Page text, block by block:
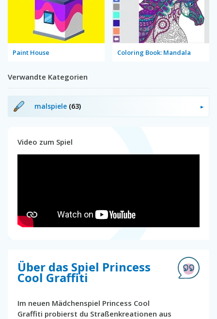
Paint House Coloring Book: Mandala
Verwandte Kategorien
malspiele (63)
Video zum Spiel
Über das Spiel Princess
Cool Graffiti
Im neuen Mädchenspiel Princess Cool
Graffiti probierst du Straßenkreationen aus